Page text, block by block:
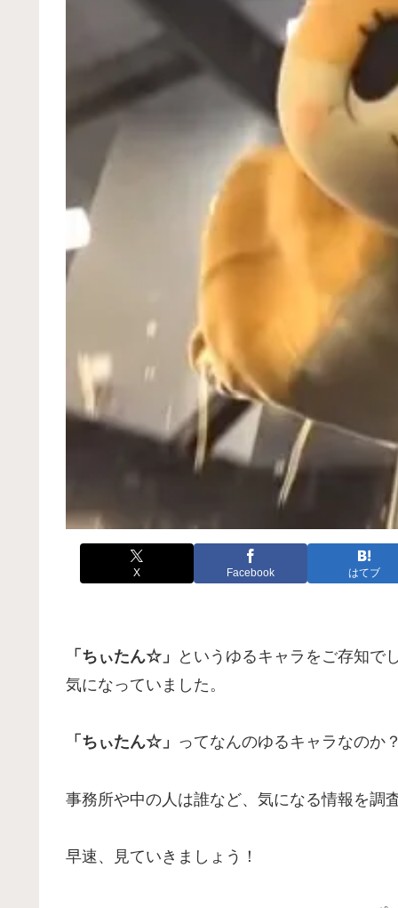
X Facebook はてブ
「ちぃたん☆」
というゆるキャラをご存知で
気になっていました。
「ちぃたん☆」 ってなんのゆるキャラなのか
事務所や中の人は誰など、気になる情報を調
早速、見ていきましょう！